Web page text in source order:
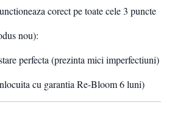
corect pe toate cele 3 puncte
nou):
perfecta (prezinta mici imperfectiuni)
cu garantia Re-Bloom 6 luni)